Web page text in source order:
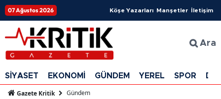
07 Ağustos 2026 Köşe Yazarları Manşetler İletişim
Ara
SİYASET EKONOMİ GÜNDEM YEREL SPOR
Gazete Kritik Gündem